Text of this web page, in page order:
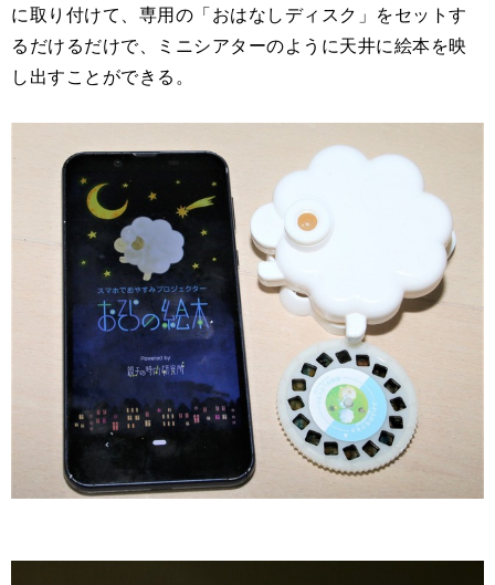
に取り付けて、専用の「おはなしディスク」をセットす
るだけるだけで、ミニシアターのように天井に絵本を映
し出すことができる。